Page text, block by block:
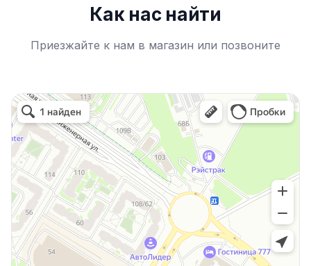
Как нас найти
Приезжайте к нам в магазин или позвоните